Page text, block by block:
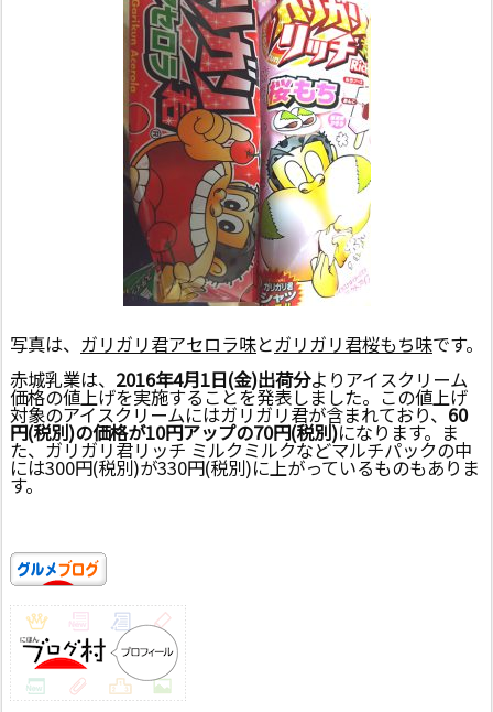
写真は、 ガリガリ君アセロラ味とガリガリ君桜もち味です。
赤城乳業は、 2016年4月1日(金)出荷分よりアイスクリーム
価格の値上げを実施することを発表しました。この値上げ
対象のアイスクリームにはガリガリ君が含まれており、 60
円(税別)の価格が10円アップの70円(税別)になります。ま
た、ガリガリ君リッチ ミルクミルクなどマルチパックの中
には300円(税別)が330円(税別)に上がっているものもありま
す。